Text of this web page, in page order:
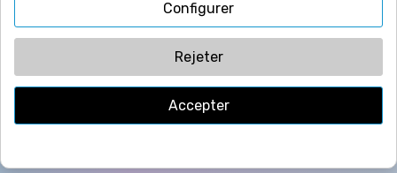
| CMC VYRECO SL - C/Juan Bautista Llorens,
109B - 12540 Vila-Real (Castellón) ESPAGNE | TVA: ESB12458089
Configurer
Rejeter
Accepter